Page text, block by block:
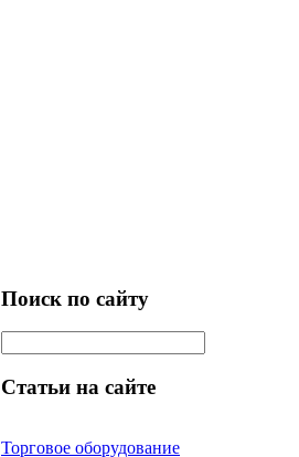
Поиск по сайту
Статьи на сайте
Торговое оборудование